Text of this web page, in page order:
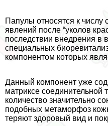
Папулы относятся к числу
явлений после “уколов
последствии внедрения в
специальных
компонентом которых
Данный компонент уже
матриксе соединительной
количество значительно
подобных метаморфоз
теряют здоровый вид и